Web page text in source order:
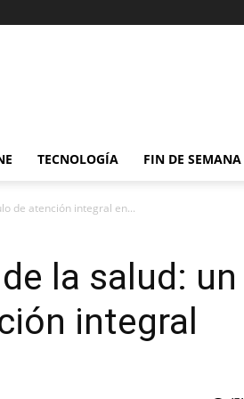
TECNOLOGÍA FIN DE SEMANA
de atención integral en...
la salud: un
integral